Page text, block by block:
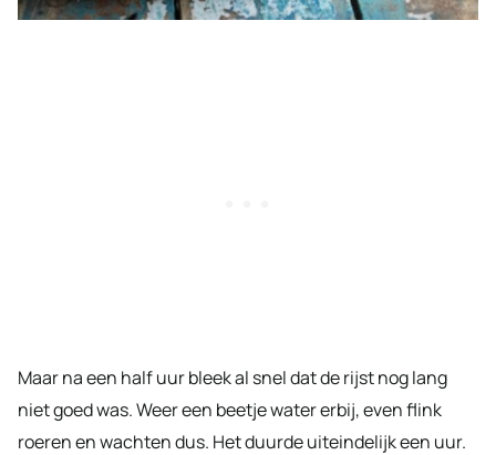
Maar na een half uur bleek al snel dat de rijst nog lang
niet goed was. Weer een beetje water erbij, even flink
roeren en wachten dus. Het duurde uiteindelijk een uur.